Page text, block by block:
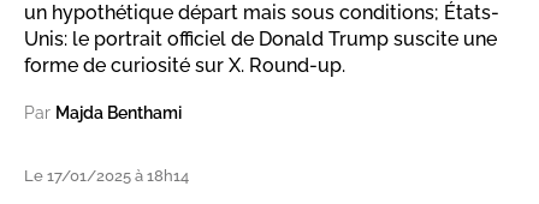
un hypothétique départ mais sous conditions; États-
Unis: le portrait officiel de Donald Trump suscite une
forme de curiosité sur X. Round-up.
Par Majda Benthami
Le 17/01/2025 à 18h14